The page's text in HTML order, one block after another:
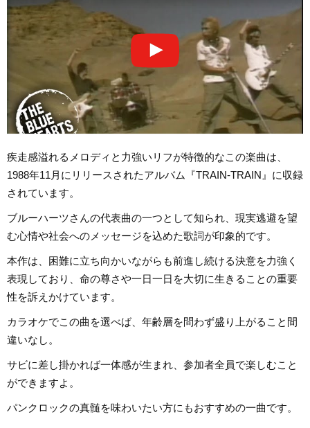
疾走感溢れるメロディと力強いリフが特徴的なこの楽曲は、
1988年11月にリリースされたアルバム『TRAIN-TRAIN』に収録
されています。
ブルーハーツさんの代表曲の一つとして知られ、現実逃避を望
む心情や社会へのメッセージを込めた歌詞が印象的です。
本作は、困難に立ち向かいながらも前進し続ける決意を力強く
表現しており、命の尊さや一日一日を大切に生きることの重要
性を訴えかけています。
カラオケでこの曲を選べば、年齢層を問わず盛り上がること間
違いなし。
サビに差し掛かれば一体感が生まれ、参加者全員で楽しむこと
ができますよ。
パンクロックの真髄を味わいたい方にもおすすめの一曲です。